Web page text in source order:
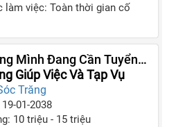
làm việc: Toàn thời gian cố
Mình Đang Cần Tuyển
Làm Giúp Việc
Giúp Việc Và Tạp Vụ
Trăng
01-2038
10 triệu - 15 triệu